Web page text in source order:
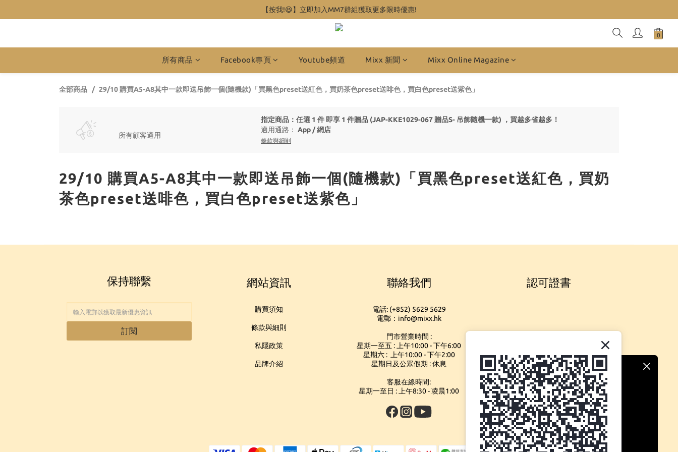
【按我!😆】立即加入MM7群組獲取更多限時優惠!
所有商品 Facebook專頁 Youtube頻道 Mixx 新聞 Mixx Online Magazine
全部商品 29/10 購買A5-A8其中一款即送吊飾一個(隨機款)「買黑色preset送紅色，買奶茶色preset送啡色，買白色preset送紫色」
所有顧客適用
指定商品：任選 1 件 即享 1 件贈品 (JAP-KKE1029-067 贈品S- 吊飾隨機一款) ，買越多省越多！
適用通路： App /網店
條款與細則
29/10 購買A5-A8其中一款即送吊飾一個(隨機款)「買黑色preset送紅色，買奶
茶色preset送啡色，買白色preset送紫色」
保持聯繫
訂閱
網站資訊
購買須知
條款與細則
私隱政策
品牌介紹
聯絡我們
電話: (+852) 5629 5629
電郵：info@mixx.hk
門市營業時間 :
星期一至五 : 上午10:00 - 下午6:00
星期六 : 上午10:00 - 下午2:00
星期日及公眾假期 : 休息
客服在線時間:
星期一至日 : 上午8:30 - 凌晨1:00
認可證書